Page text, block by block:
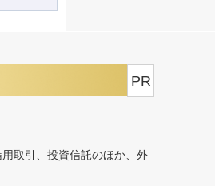
PR
取引、投資信託のほか、外